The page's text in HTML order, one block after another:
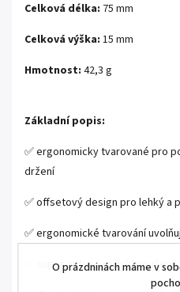
O prázdninách máme v
Celková délka: 75 mm
Celková výška: 15 mm
Hmotnost: 42,3 g
Základní popis:
✅ ergonomicky tvarované pro
držení
✅ offsetový design pro lehký a
✅ ergonomické tvarování
✅ super ostré a ručně